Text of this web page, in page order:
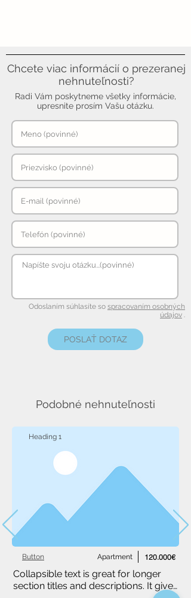
Chcete viac informácií o prezeranej
nehnuteľnosti?
Radi Vám poskytneme všetky informácie,
upresnite prosím Vašu otázku.
Odoslaním súhlasíte so spracovaním osobných
údajov .
POSLAŤ DOTAZ
Podobné nehnuteľnosti
Heading 1
Apartment
Button 120.000€
Collapsible text is great for longer
section titles and descriptions. It gives